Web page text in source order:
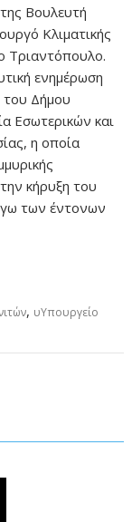
Βουλευτή
Κλιματικής
Τριαντόπουλο.
ενημέρωση
Δήμου
Εσωτερικών και
η οποία
κήρυξη του
των έντονων
, υΥπουργείο